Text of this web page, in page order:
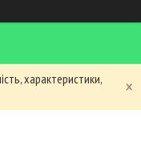
характеристики,